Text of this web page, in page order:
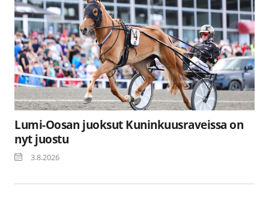
Lumi-Oosan juoksut Kuninkuusraveissa on
nyt juostu
3.8.2026